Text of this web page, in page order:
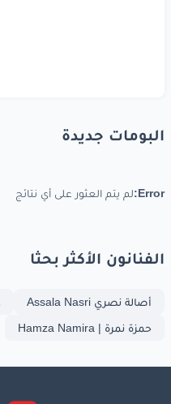
البومات جديدة
Error: لم يتم العثور على أي نتائج
الفنانون الأكثر بحثا
أصالة نصري Assala Nasri
حمزة نمرة | Hamza Namira